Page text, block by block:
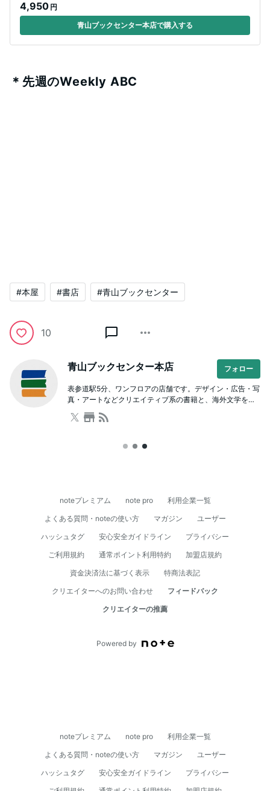
4,950 円
青山ブックセンター本店で購入する
＊先週のWeekly ABC
#本屋 #書店 #青山ブックセンター
10
青山ブックセンター本店 フォロー
表参道駅5分、ワンフロアの店舗です。デザイン・広告・写
真・アートなどクリエイティブ系の書籍と、海外文学をは
のスクールも併設しており、著者を招いたイベントも開催
noteプレミアム note pro
利用企業一覧
よくある質問・noteの使い方
マガジン
ユーザー
ハッシュタグ
安心安全ガイドライン
プライバシー
ご利用規約
通常ポイント利用特約
加盟店規約
資⾦決済法に基づく表⽰
特商法表記
クリエイターへのお問い合わせ
フィードバック
クリエイターの推薦
Powered by
noteプレミアム note pro
利用企業一覧
よくある質問・noteの使い方
マガジン
ユーザー
ハッシュタグ
安心安全ガイドライン
プライバシー